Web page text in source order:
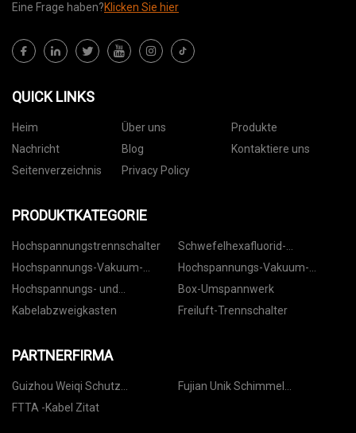
Eine Frage haben?Klicken Sie hier
QUICK LINKS
Heim Über uns
Produkte
Nachricht
Blog
Kontaktiere uns
Seitenverzeichnis
Privacy Policy
PRODUKTKATEGORIE
Hochspannungstrennschalter
Schwefelhexafluorid-
Leistungsschalter
Hochspannungs-Vakuum-
Leistungsschalter für den
Innenbereich
Hochspannungs-Vakuum-
Leistungsschalter für den
Außenbereich
Hochspannungs- und
Niederspannungsschaltanlagen
Box-Umspannwerk
Kabelabzweigkasten
Freiluft-Trennschalter
PARTNERFIRMA
Guizhou Weiqi Schutz
Technologie Co., Ltd
Fujian Unik Schimmel
FTTA -Kabel Zitat